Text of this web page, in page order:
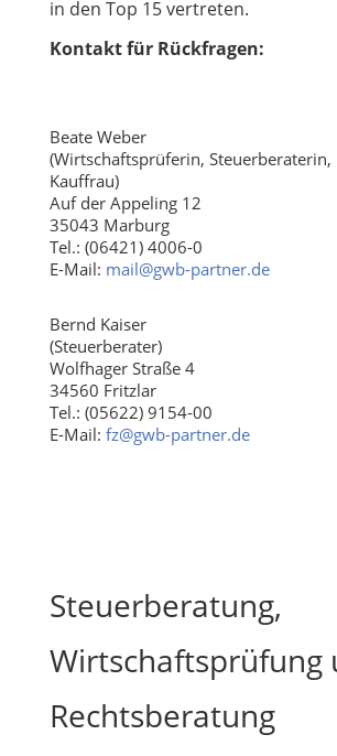
in den Top 15 vertreten.
Kontakt für Rückfragen:
Beate Weber
(Wirtschaftsprüferin, Steuerberaterin,
Kauffrau)
Auf der Appeling 12
35043 Marburg
Tel.: (06421) 4006-0
E-Mail: mail@gwb-partner.de
Bernd Kaiser
(Steuerberater)
Wolfhager Straße 4
34560 Fritzlar
Tel.: (05622) 9154-00
E-Mail: fz@gwb-partner.de
Steuerberatung,
Wirtschaftsprüfung
Rechtsberatung